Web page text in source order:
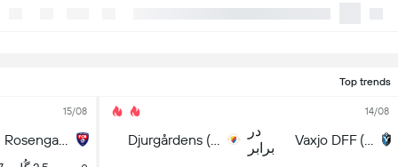
Top trends
14/08
Vaxjo DFF (W)
در
برابر
Djurgårdens (W)
15/08
FC Rosengard (W)